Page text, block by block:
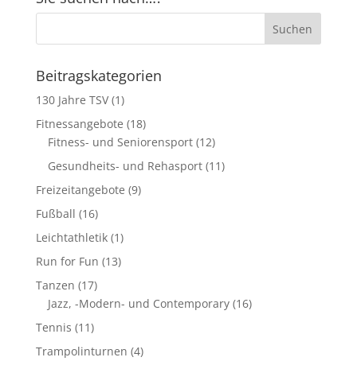
Beitragskategorien
130 Jahre TSV(1)
Fitnessangebote (18)
Fitness- und Seniorensport(12)
Gesundheits- und Rehasport(11)
Freizeitangebote (9)
Fußball (16)
Leichtathletik(1)
Run for Fun (13)
Tanzen (17)
Jazz, -Modern- und Contemporary(16)
Tennis (11)
Trampolinturnen (4)